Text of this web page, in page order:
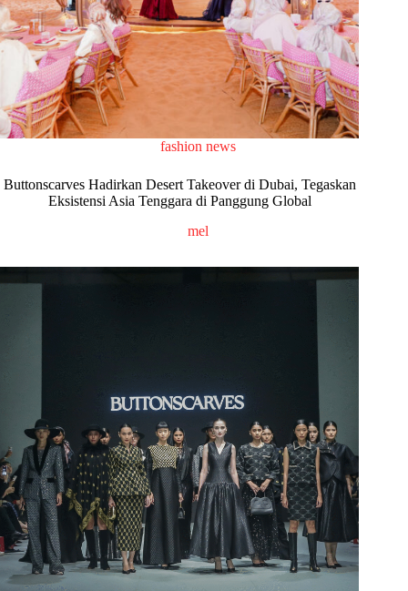
fashion news
Buttonscarves Hadirkan Desert Takeover di Dubai, Tegaskan
Eksistensi Asia Tenggara di Panggung Global
mel